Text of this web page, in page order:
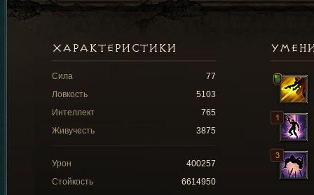
ХАРАКТЕРИСТИКИ
Сила
77
Ловкость
5103
Интеллект
765
Живучесть
3875
Урон
400257
Стойкость
6614950